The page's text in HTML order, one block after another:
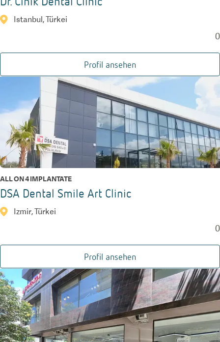
Istanbul, Türkei
0
Profil ansehen
ALL ON 4 IMPLANTATE
DSA Dental Smile Art Clinic
Izmir, Türkei
0
Profil ansehen